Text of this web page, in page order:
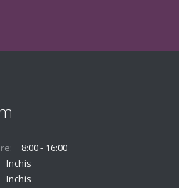
8:00 - 16:00
Inchis
Inchis